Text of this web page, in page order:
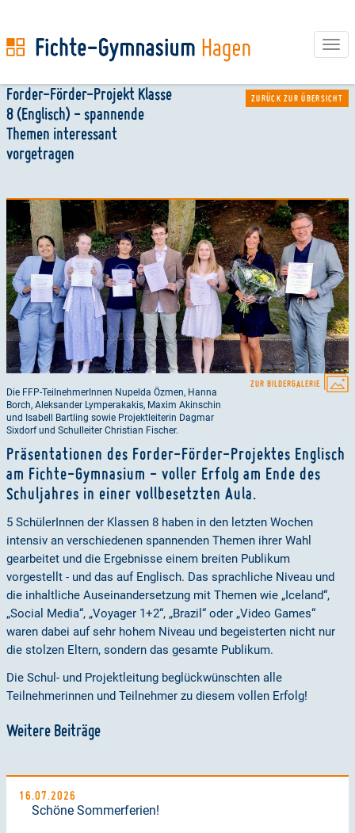
Direkt
zum
Inhalt
Forder-Förder-Projekt Klasse
8 (Englisch) - spannende
Themen interessant
vorgetragen
ZURÜCK ZUR ÜBERSICHT
Die FFP-TeilnehmerInnen Nupelda Özmen, Hanna
Borch, Aleksander Lymperakakis, Maxim Akinschin
und Isabell Bartling sowie Projektleiterin Dagmar
Sixdorf und Schulleiter Christian Fischer.
ZUR BILDERGALERIE
Präsentationen des Forder-Förder-Projektes Englisch
am Fichte-Gymnasium - voller Erfolg am Ende des
Schuljahres in einer vollbesetzten Aula.
5 SchülerInnen der Klassen 8 haben in den letzten Wochen
intensiv an verschiedenen spannenden Themen ihrer Wahl
gearbeitet und die Ergebnisse einem breiten Publikum
vorgestellt - und das auf Englisch. Das sprachliche Niveau und
die inhaltliche Auseinandersetzung mit Themen wie „Iceland“,
„Social Media“, „Voyager 1+2“, „Brazil“ oder „Video Games“
waren dabei auf sehr hohem Niveau und begeisterten nicht nur
die stolzen Eltern, sondern das gesamte Publikum.
Die Schul- und Projektleitung beglückwünschten alle
Teilnehmerinnen und Teilnehmer zu diesem vollen Erfolg!
Weitere Beiträge
16.07.2026
Schöne Sommerferien!